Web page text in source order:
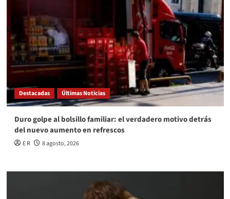
Destacadas Últimas Noticias
Duro golpe al bolsillo familiar: el verdadero motivo detrás
del nuevo aumento en refrescos
E R 8 agosto, 2026